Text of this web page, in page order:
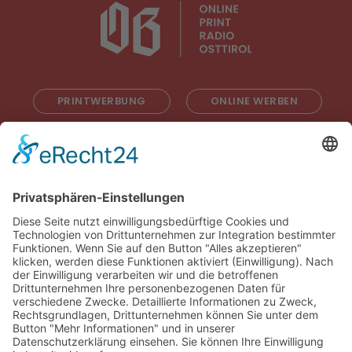
PRINTWERBUNG ONLINE WERBEN